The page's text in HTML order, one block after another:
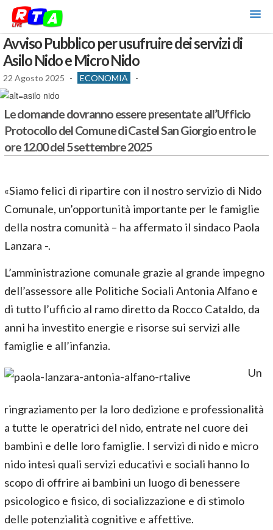
Avviso Pubblico per usufruire dei servizi di
Asilo Nido e Micro Nido
22 Agosto 2025 - ECONOMIA -
Le domande dovranno essere presentate all’Ufficio
Protocollo del Comune di Castel San Giorgio entro le
ore 12.00 del 5 settembre 2025
«Siamo felici di ripartire con il nostro servizio di Nido
Comunale, un’opportunità importante per le famiglie
della nostra comunità – ha affermato il sindaco Paola
Lanzara -.
L’amministrazione comunale grazie al grande impegno
dell’assessore alle Politiche Sociali Antonia Alfano e
di tutto l’ufficio al ramo diretto da Rocco Cataldo, da
anni ha investito energie e risorse sui servizi alle
famiglie e all’infanzia.
Un
ringraziamento per la loro dedizione e professionalità
a tutte le operatrici del nido, entrate nel cuore dei
bambini e delle loro famiglie. I servizi di nido e micro
nido intesi quali servizi educativi e sociali hanno lo
scopo di offrire ai bambini un luogo di benessere
psicologico e fisico, di socializzazione e di stimolo
delle potenzialità cognitive e affettive.